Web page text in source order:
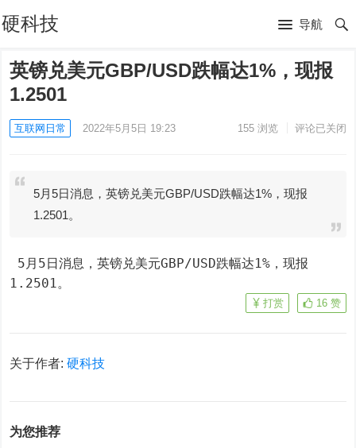
硬科技 导航
英镑兑美元GBP/USD跌幅达1%，现报
1.2501
互联网日常 2022年5月5日 19:23 155浏览 评论已关闭
5月5日消息，英镑兑美元GBP/USD跌幅达1%，现报
1.2501。
1.2501。
16 赞
打赏
关于作者:硬科技
为您推荐